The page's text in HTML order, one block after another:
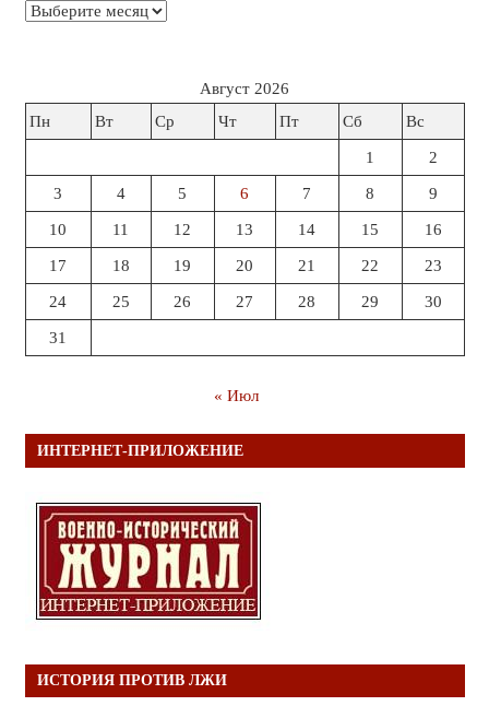
Архивы
Август 2026
Пн
Вт Ср Чт Пт Сб Вс
1 2
3 4 5 6 7 8 9
10 11 12 13 14 15 16
17 18 19 20 21 22 23
24 25 26 27 28 29 30
31
« Июл
ИНТЕРНЕТ-ПРИЛОЖЕНИЕ
ИСТОРИЯ ПРОТИВ ЛЖИ